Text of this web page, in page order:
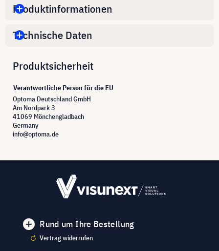
Produktinformationen
Technische Daten
Produktsicherheit
Verantwortliche Person für die EU
Optoma Deutschland GmbH
Am Nordpark 3
41069 Mönchengladbach
Germany
info@optoma.de
Rund um Ihre Bestellung
Vertrag widerrufen